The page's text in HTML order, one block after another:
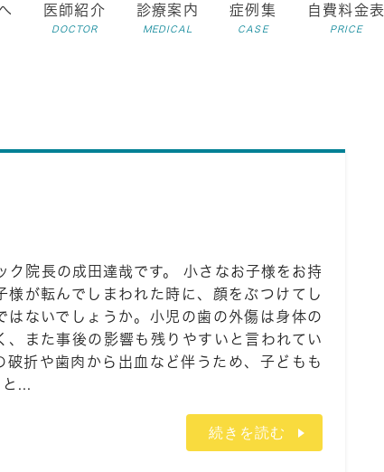
医師紹介
DOCTOR
診療案内
MEDICAL
症例集
CASE
自費料金表
PRICE
ク院長の成田達哉です。 小さなお子様をお持
様が転んでしまわれた時に、顔をぶつけてし
はないでしょうか。小児の歯の外傷は身体の
、また事後の影響も残りやすいと言われてい
破折や歯肉から出血など伴うため、子どもも
...
続きを読む